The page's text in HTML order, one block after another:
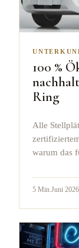
100 %
Ring
Alle
warum das
5 Min.Juni 2026